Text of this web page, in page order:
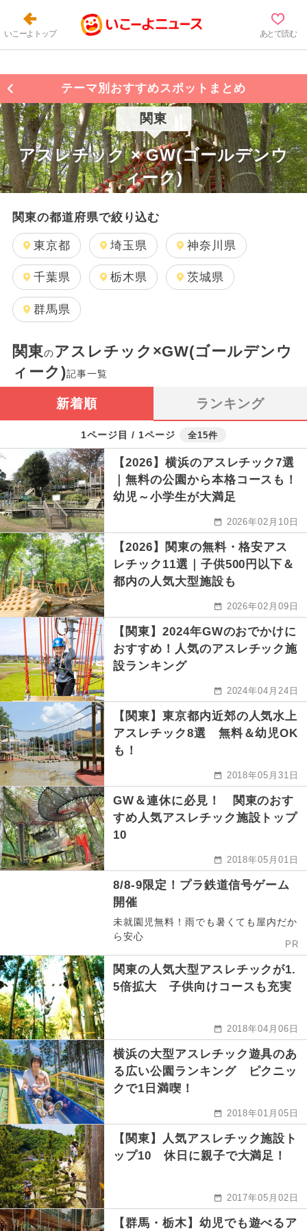
いこーよトップ あとで読む
テーマ別おすすめスポットまとめ
関東
アスレチック × GW(ゴールデンウ
ィーク)
関東の都道府県で絞り込む
東京都 埼玉県 神奈川県
千葉県 栃木県 茨城県
群馬県
関東のアスレチック×GW(ゴールデンウ
ィーク)記事一覧
新着順 ランキング
1ページ目 / 1ページ 全15件
【2026】横浜のアスレチック7選
｜無料の公園から本格コースも！
幼児～小学生が大満足
2026年02月10日
【2026】関東の無料・格安アス
レチック11選｜子供500円以下＆
都内の人気大型施設も
2026年02月09日
【関東】2024年GWのおでかけに
おすすめ！人気のアスレチック施
設ランキング
2024年04月24日
【関東】東京都内近郊の人気水上
アスレチック8選 無料＆幼児OK
も！
2018年05月31日
GW＆連休に必見！ 関東のおす
すめ人気アスレチック施設トップ
10
2018年05月01日
8/8-9限定！プラ鉄道信号ゲーム
開催
未就園児無料！雨でも暑くても屋内だか
ら安心
PR
関東の人気大型アスレチックが1.
5倍拡大 子供向けコースも充実
2018年04月06日
横浜の大型アスレチック遊具のあ
る広い公園ランキング ピクニッ
クで1日満喫！
2018年01月05日
【関東】人気アスレチック施設ト
ップ10 休日に親子で大満足！
2017年05月02日
【群馬・栃木】幼児でも遊べるア